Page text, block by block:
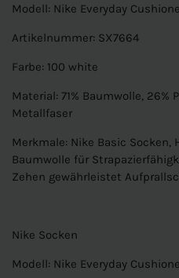
Modell: Nike Everyday
Artikelnummer: SX7664
Farbe: 100 white
Material: 71% Baumwolle, 26%
Metallfaser
Merkmale: Nike Basic Socken,
Baumwolle für
Zehen gewährleistet
Nike Socken
Modell: Nike Everyday